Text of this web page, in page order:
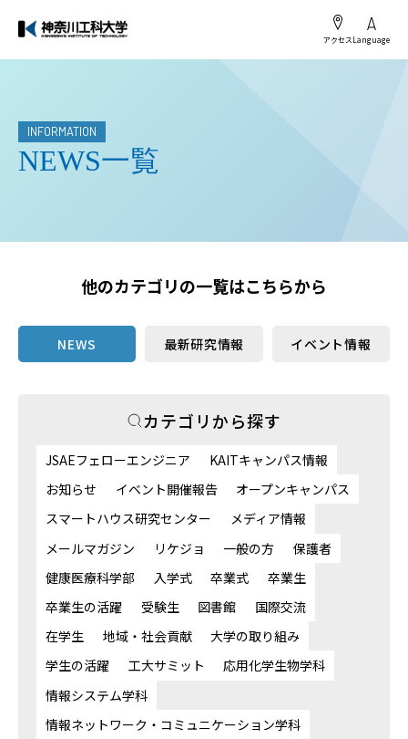
アクセスLanguage
INFORMATION
NEWS一覧
他のカテゴリの一覧はこちらから
NEWS 最新研究情報 イベント情報
カテゴリから探す
JSAEフェローエンジニア
KAITキャンパス情報
お知らせ
イベント開催報告
オープンキャンパス
スマートハウス研究センター
メディア情報
メールマガジン
リケジョ 一般の方
保護者
健康医療科学部
入学式 卒業式
卒業生
卒業生の活躍
受験生 図書館
国際交流
在学生
地域・社会貢献
大学の取り組み
学生の活躍
工大サミット
応用化学生物学科
情報システム学科
情報ネットワーク・コミュニケーション学科